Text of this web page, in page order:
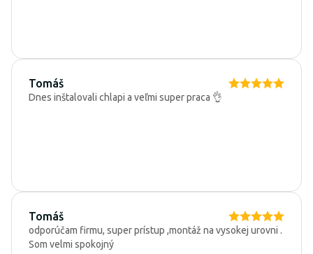
Tomáš
Dnes inštalovali chlapi a veľmi super praca 👌
Tomáš
odporúčam firmu, super prístup ,montáž na vysokej urovni .
Som velmi spokojný